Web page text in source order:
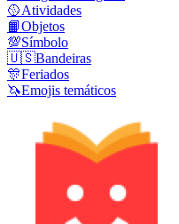
🥎Atividades
📙Objetos
💯Símbolo
🇺🇸Bandeiras
🎊Feriados
🦄Emojis temáticos